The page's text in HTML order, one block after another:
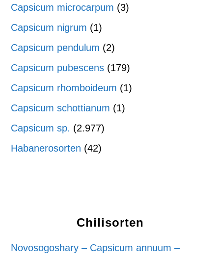
Capsicum microcarpum (3)
Capsicum nigrum (1)
Capsicum pendulum (2)
Capsicum pubescens (179)
Capsicum rhomboideum (1)
Capsicum schottianum (1)
Capsicum sp. (2.977)
Habanerosorten (42)
Chilisorten
Novosogoshary – Capsicum annuum –